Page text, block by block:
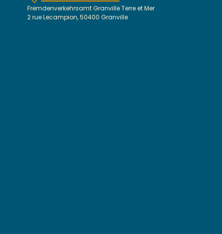
Fremdenverkehrsamt Granville Terre et Mer
2 rue Lecampion, 50400 Granville